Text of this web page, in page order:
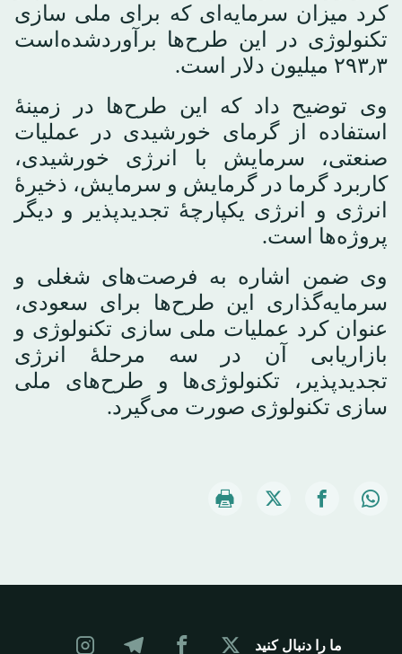
کرد میزان سرمایه‌ای که برای ملی سازی
تکنولوژی در این طرح‌ها برآوردشده‌است
۲۹۳٫۳ میلیون دلار است.
وی توضیح داد که این طرح‌ها در زمینهٔ
استفاده از گرمای خورشیدی در عملیات
صنعتی، سرمایش با انرژی خورشیدی،
کاربرد گرما در گرمایش و سرمایش، ذخیرهٔ
انرژی و انرژی یکپارچهٔ تجدیدپذیر و دیگر
پروژه‌ها است.
وی ضمن اشاره به فرصت‌های شغلی و
سرمایه‌گذاری این طرح‌ها برای سعودی،
عنوان کرد عملیات ملی سازی تکنولوژی و
بازاریابی آن در سه مرحلهٔ انرژی
تجدیدپذیر، تکنولوژی‌ها و طرح‌های ملی
سازی تکنولوژی صورت می‌گیرد.
ما را دنبال کنید